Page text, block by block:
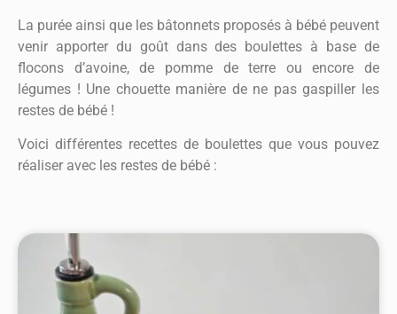
La purée ainsi que les bâtonnets proposés à bébé peuvent
venir apporter du goût dans des boulettes à base de
flocons d’avoine, de pomme de terre ou encore de
légumes ! Une chouette manière de ne pas gaspiller les
restes de bébé !
Voici différentes recettes de boulettes que vous pouvez
réaliser avec les restes de bébé :